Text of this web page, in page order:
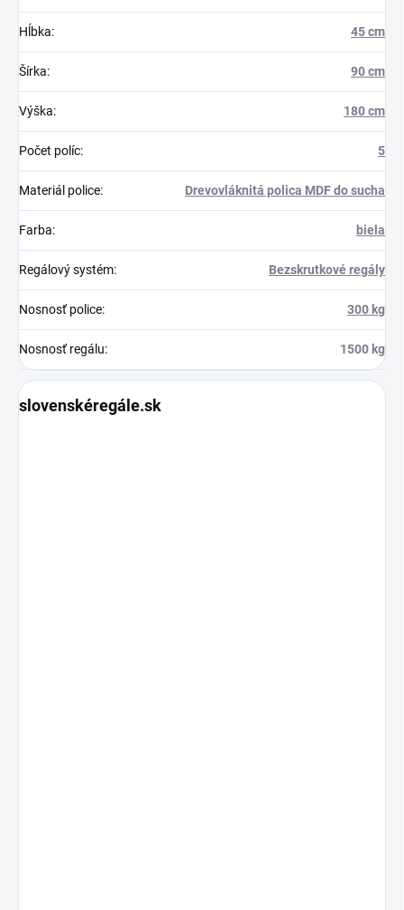
Hĺbka: 45 cm
Šírka: 90 cm
Výška: 180 cm
Počet políc: 5
Materiál police: Drevovláknitá polica MDF do sucha
Farba: biela
Regálový systém: Bezskrutkové regály
Nosnosť police: 300 kg
Nosnosť regálu: 1500 kg
slovenskéregále.sk